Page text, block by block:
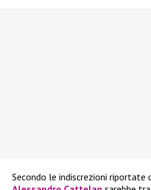
Secondo le indiscrezioni riportate